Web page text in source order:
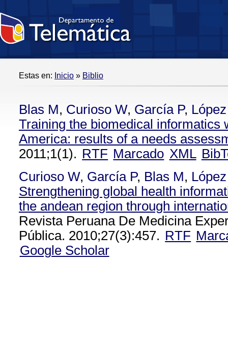
Estas en: Inicio » Biblio
Blas M, Curioso W, García P,
Training the biomedical informatics
America: results of a needs
2011;1(1). RTF Marcado XML
Curioso W, García P, Blas M,
Strengthening global health
the andean region through
Revista Peruana De Medicina
Pública. 2010;27(3):457. RTF
Google Scholar